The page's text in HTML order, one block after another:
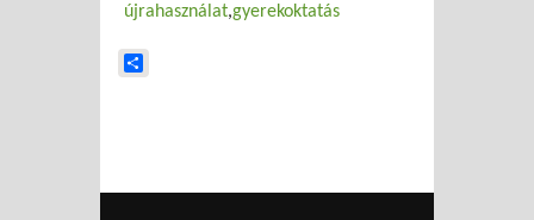
újrahasználat gyerekoktatás